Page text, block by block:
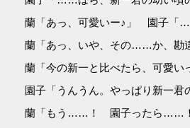
蘭「あっ、可愛いー♪」 園子「
蘭「あっ、いや、その……か、勘
蘭「今の新一と比べたら、可愛
園子「うんうん。やっぱり新一
蘭「もう……！ 園子ったら……！